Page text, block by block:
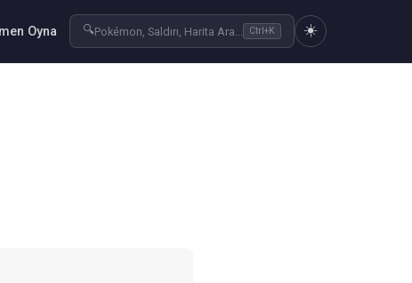
Oyna 🔍Pokémon, Saldırı, Harita Ara... Ctrl+K ☀️